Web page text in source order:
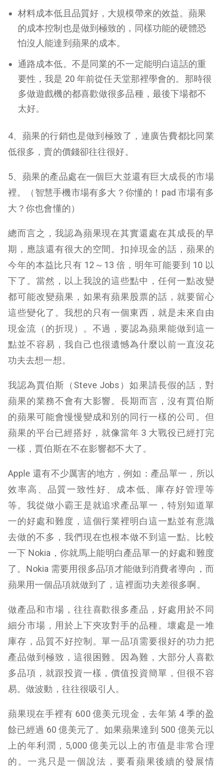
材料成本低且品質好，大規模帶來的效益。蘋果
的成本控制也是做到極致的，同樣功能的硬體恐
怕沒人能達到蘋果的成本。
通路成本低。不是同業的不一定能明白這話的重
要性，我是 20 年前從任天堂那裡學會的。那時很
多做遊戲機的都喜歡做很多品種，最後下場都不
太好。
4、蘋果的行銷也是做到極致了，連廣告費都比同業
低很多，賣的價錢卻往往很好。
5、蘋果的產品處在一個巨大並還有巨大成長的市場
裡。（智慧手機市場有多大？你懂的！pad 市場有多
大？你也會懂的）
總而言之，我認為蘋果現在其實還處在其成長的早
期，應該還有很大的空間。扣掉現金的話，蘋果的
今年的本益比只有 12～13 倍，明年可能要到 10 以
下了。當然，以上我說的這些點中，任何一點改變
都可能改變蘋果，如果有蘋果股票的話，就要留心
這些變化了。我想的只有一個東西，就是未來自由
現金流（的折現）。不過，要認為蘋果能做到這一
點並不容易，我自己也很遺憾為什麼以前一直沒花
功夫去想一想。
我認為賈伯斯（Steve Jobs）如果請長假的話，對
蘋果的業務不會有大影響。長期而言，沒有賈伯斯
的蘋果可能會慢慢變成和別的同行一樣的公司。但
蘋果的平台已經搭好，就像當年 3 大戰役已經打完
一樣，賈伯斯在不在影響都不大了。
Apple 還有不少厲害的地方，例如：產品單一，所以
效率高、品質一致性好、成本低、庫存好管理等
等。我從做小霸王是就追求產品單一，特別知道單
一的好處和難度，這個行業裡明白這一點並有意識
去做的不多，我們現在也根本做不到這一點。比較
一下 Nokia，你就馬上能明白產品單一的好處和難度
了。Nokia 需要用很多品項才能做到消費者導向，而
蘋果用一個品項就做到了，這裡面功夫差很多啊。
做產品和市場，往往喜歡很多產品，好處用於不同
細分市場，用於上下夾攻對手的品種。壞處是一堆
庫存，品質不好控制。單一品項需要很好的功力把
產品做到極致，這很困難。因為難，大部分人喜歡
多品項，就跟投資一樣，價值投資簡單，但很不容
易。做波動，往往很吸引人。
蘋果現在手裡有 600 億美元現金，去年第 4 季的盈
餘已經過 60 億美元了。如果蘋果達到 500 億美元以
上的年利潤，5,000 億美元以上的市值是非常合理
的。一兆只是一個說法，要看蘋果後續的發展情